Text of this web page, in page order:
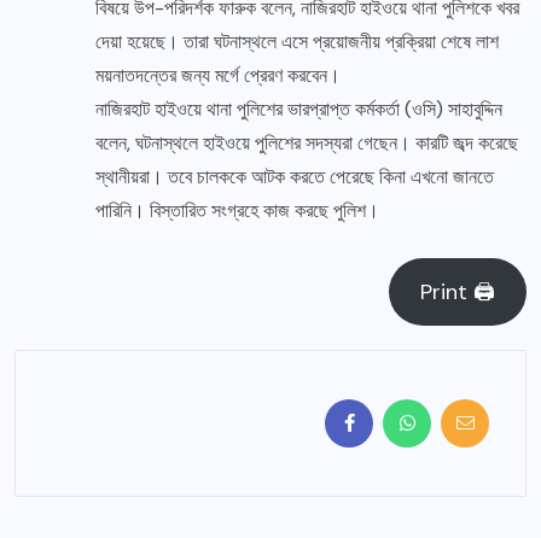
বিষয়ে উপ-পরিদর্শক ফারুক বলেন, নাজিরহাট হাইওয়ে থানা পুলিশকে খবর
দেয়া হয়েছে। তারা ঘটনাস্থলে এসে প্রয়োজনীয় প্রক্রিয়া শেষে লাশ
ময়নাতদন্তের জন্য মর্গে প্রেরণ করবেন।
নাজিরহাট হাইওয়ে থানা পুলিশের ভারপ্রাপ্ত কর্মকর্তা (ওসি) সাহাবুদ্দিন
বলেন, ঘটনাস্থলে হাইওয়ে পুলিশের সদস্যরা গেছেন। কারটি জব্দ করেছে
স্থানীয়রা। তবে চালককে আটক করতে পেরেছে কিনা এখনো জানতে
পারিনি। বিস্তারিত সংগ্রহে কাজ করছে পুলিশ।
Print 🖨